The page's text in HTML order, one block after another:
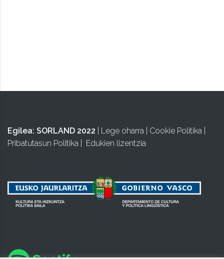
Egilea: SORLAND 2022 Lege oharra Cookie Politika
Pribatutasun Politika
Edukien lizentzia